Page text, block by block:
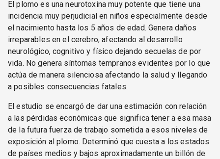
El plomo es una neurotoxina muy potente que tiene una
incidencia muy perjudicial en niños especialmente desde
el nacimiento hasta los 5 años de edad. Genera daños
irreparables en el cerebro, afectando al desarrollo
neurológico, cognitivo y físico dejando secuelas de por
vida. No genera síntomas tempranos evidentes por lo que
actúa de manera silenciosa afectando la salud y llegando
a posibles consecuencias fatales.
El estudio se encargó de dar una estimación con relación
a las pérdidas económicas que significa tener a esa masa
de la futura fuerza de trabajo sometida a esos niveles de
exposición al plomo. Determinó que cuesta a los estados
de países medios y bajos aproximadamente un billón de